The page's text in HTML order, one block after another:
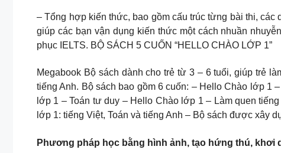
– Tổng hợp kiến thức, bao gồm cấu trúc từng bài thi,
giúp các bạn vận dụng kiến thức một cách nhuần
phục IELTS. BỘ SÁCH 5 CUỐN “HELLO CHÀO LỚP 1”
Megabook Bộ sách dành cho trẻ từ 3 – 6 tuổi, giúp trẻ
tiếng Anh. Bộ sách bao gồm 6 cuốn: – Hello Chào lớp 1
lớp 1 – Toán tư duy – Hello Chào lớp 1 – Làm quen
lớp 1: tiếng Việt, Toán và tiếng Anh – Bộ sách được xây
Phương pháp học bằng hình ảnh, tạo hứng thú,